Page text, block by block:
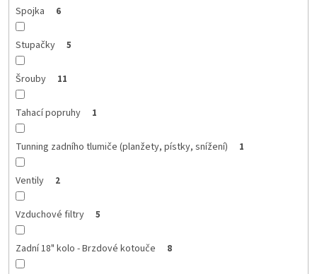
Spojka 6
Stupačky 5
Šrouby 11
Tahací popruhy 1
Tunning zadního tlumiče (planžety, pístky, snížení) 1
Ventily 2
Vzduchové filtry 5
Zadní 18" kolo - Brzdové kotouče 8